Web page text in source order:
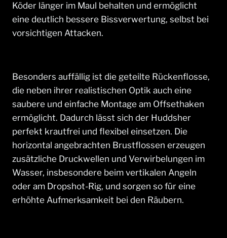
Köder länger im Maul behalten und ermöglicht
eine deutlich bessere Bissverwertung, selbst bei
vorsichtigen Attacken.
Besonders auffällig ist die geteilte Rückenflosse,
die neben ihrer realistischen Optik auch eine
saubere und einfache Montage am Offsethaken
ermöglicht. Dadurch lässt sich der Huddsher
perfekt krautfrei und flexibel einsetzen. Die
horizontal angebrachten Brustflossen erzeugen
zusätzliche Druckwellen und Verwirbelungen im
Wasser, insbesondere beim vertikalen Angeln
oder am Dropshot-Rig, und sorgen so für eine
erhöhte Aufmerksamkeit bei den Räubern.